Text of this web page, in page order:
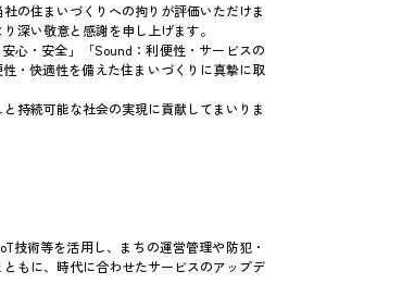
の住まいづくりへの拘りが評価いただけま
深い敬意と感謝を申し上げます。
心・安全」「Sound：利便性・サービスの
・快適性を備えた住まいづくりに真摯に取
持続可能な社会の実現に貢献してまいりま
技術等を活用し、まちの運営管理や防犯・
もに、時代に合わせたサービスのアップデ